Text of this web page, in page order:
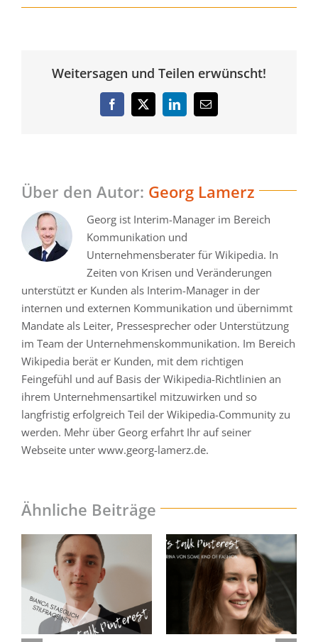
Weitersagen und Teilen erwünscht!
FacebookTwitterLinkedIn
E-
Über den Autor: Georg Lamerz
Georg ist Interim-Manager im Bereich
Kommunikation und
Unternehmensberater für Wikipedia. In
Zeiten von Krisen und Veränderungen
unterstützt er Kunden als Interim-Manager in der
internen und externen Kommunikation und übernimmt
Mandate als Leiter, Pressesprecher oder Unterstützung
im Team der Unternehmenskommunikation. Im Bereich
Wikipedia berät er Kunden, mit dem richtigen
Feingefühl und auf Basis der Wikipedia-Richtlinien an
ihrem Unternehmensartikel mitzuwirken und so
langfristig erfolgreich Teil der Wikipedia-Community zu
werden. Mehr über Georg erfahrt Ihr auf seiner
Webseite unter www.georg-lamerz.de.
Ähnliche Beiträge